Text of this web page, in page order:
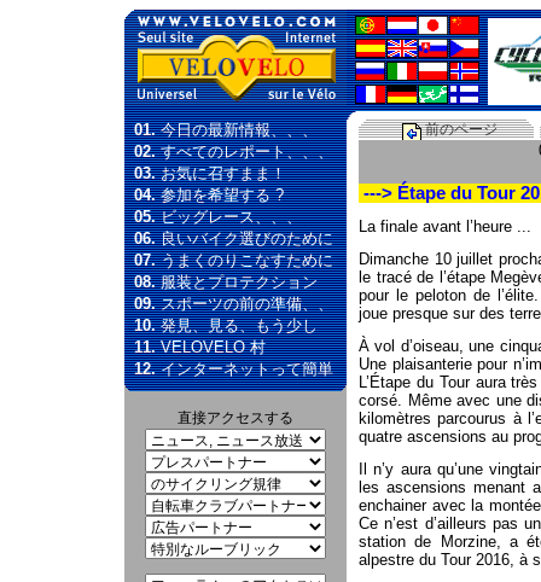
01.今日の最新情報、、、
02.すべてのレポート、、、
03.お気に召すまま！
04.参加を希望する ?
05.ビッグレース、、、
06.良いバイク選びのために
07.うまくのりこなすために
08.服装とプロテクション
09.スポーツの前の準備、、
10.発見、見る、もう少し
11.VELOVELO 村
12.インターネットって簡単
直接アクセスする
前のページ
---> Étape du Tour
La finale avant l’heure ...
Dimanche 10 juillet
le tracé de l’étape
pour le peloton de
joue presque sur des
À vol d’oiseau, une
Une plaisanterie pour
L’Étape du Tour aura
corsé. Même avec une
kilomètres parcourus à
quatre ascensions au
Il n’y aura qu’une
les ascensions menant
enchainer avec la
Ce n’est d’ailleurs pas
station de Morzine, a
alpestre du Tour 2016, à